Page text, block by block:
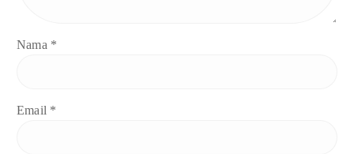
Nama *
Email *